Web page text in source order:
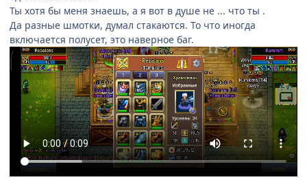
Ты хотя бы меня знаешь, а я вот в душе не ... что ты .
Да разные шмотки, думал стакаются. То что иногда
включается полусет, это наверное баг.